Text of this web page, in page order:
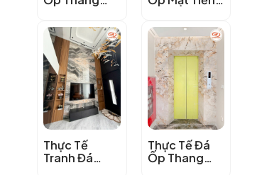
Vân Gỗ Ý
Cream
Thực Tế
Tranh Đá
Thực Tế Đá
Ốp Thang